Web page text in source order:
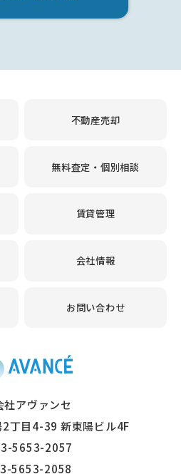
不動産売却
無料査定・個別相談
賃貸管理
会社情報
お問い合わせ
社アヴァンセ
丁目4-39 新東陽ビル4F
5653-2057
5653-2058